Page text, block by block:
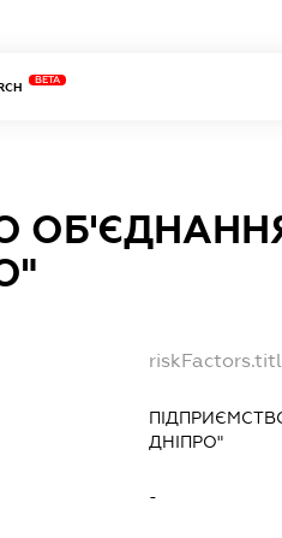
BETA
ДНІПРО"
-